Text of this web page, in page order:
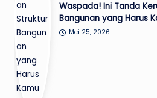
Waspada! Ini Tanda
Bangunan yang Harus
Mei 25, 2026